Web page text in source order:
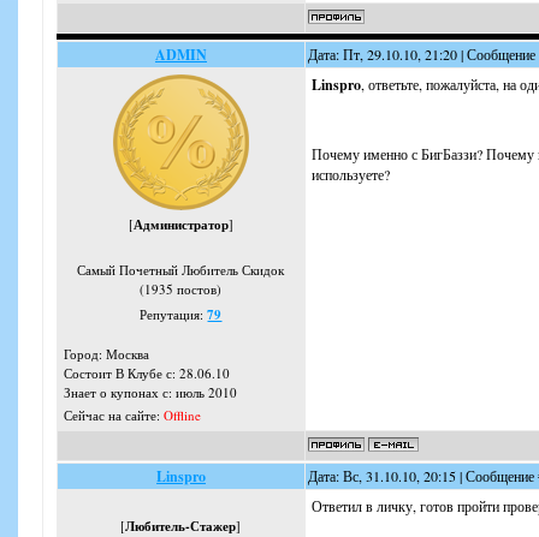
ADMIN Дата: Пт, 29.10.10, 21:20 |
[Администратор]
Самый Почетный Любитель Скидок
(1935 постов)
Репутация:79
Город: Москва
Состоит В Клубе с: 28.06.10
Знает о купонах с: июль 2010
Сейчас на сайте: Offline
Linspro, ответьте, пожалуйста, на
Почему именно с БигБаззи? Почему
используете?
Linspro Дата: Вс, 31.10.10, 20:15 |
[Любитель-Стажер]
Ответил в личку, готов пройти